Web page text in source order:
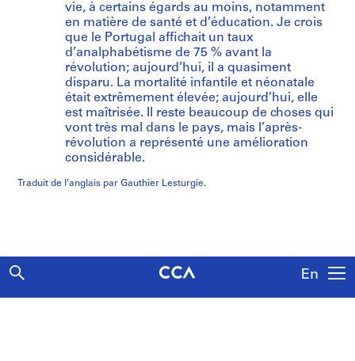
En
vie, à certains égards au moins, notamment
en matière de santé et d’éducation. Je crois
que le Portugal affichait un taux
d’analphabétisme de 75 % avant la
révolution; aujourd’hui, il a quasiment
disparu. La mortalité infantile et néonatale
était extrêmement élevée; aujourd’hui, elle
est maîtrisée. Il reste beaucoup de choses qui
vont très mal dans le pays, mais l’après-
révolution a représenté une amélioration
considérable.
Traduit de l’anglais par Gauthier Lesturgie.